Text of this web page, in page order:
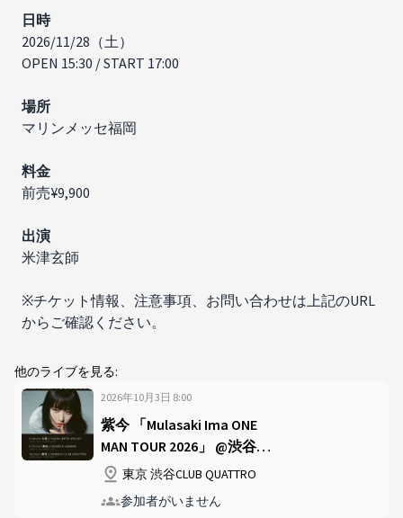
日時
2026/11/28（土）
OPEN 15:30 / START 17:00
場所
マリンメッセ福岡
料金
前売¥9,900
出演​​
米津玄師
※チケット情報、注意事項、お問い合わせは上記のURL
からご確認ください。
他のライブを見る:
2026年10月3日 8:00
紫今 「Mulasaki Ima ONE
MAN TOUR 2026」 @渋谷
CLUB QUATTRO
東京 渋谷CLUB QUATTRO
参加者がいません